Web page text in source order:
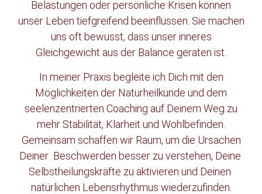
Belastungen oder persönliche Krisen können
unser Leben tiefgreifend beeinflussen. Sie machen
uns oft bewusst, dass unser inneres
Gleichgewicht aus der Balance geraten ist.
In meiner Praxis begleite ich Dich mit den
Möglichkeiten der Naturheilkunde und dem
seelenzentrierten Coaching auf Deinem Weg zu
mehr Stabilität, Klarheit und Wohlbefinden.
Gemeinsam schaffen wir Raum, um die Ursachen
Deiner Beschwerden besser zu verstehen, Deine
Selbstheilungskräfte zu aktivieren und Deinen
natürlichen Lebensrhythmus wiederzufinden.